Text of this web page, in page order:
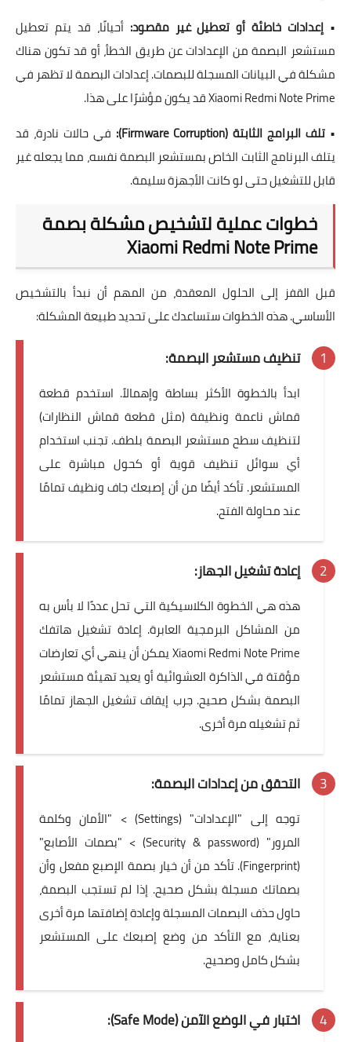
• إعدادات خاطئة أو تعطيل غير مقصود: أحيانًا، قد يتم تعطيل
مستشعر البصمة من الإعدادات عن طريق الخطأ، أو قد تكون هناك
مشكلة في البيانات المسجلة للبصمات. إعدادات البصمة لا تظهر في
Xiaomi Redmi Note Prime قد يكون مؤشرًا على هذا.
• تلف البرامج الثابتة (Firmware Corruption):
في حالات نادرة، قد
يتلف البرنامج الثابت الخاص بمستشعر البصمة نفسه، مما يجعله غير
قابل للتشغيل حتى لو كانت الأجهزة سليمة.
خطوات عملية لتشخيص مشكلة بصمة
Xiaomi Redmi Note Prime
قبل القفز إلى الحلول المعقدة، من المهم أن نبدأ بالتشخيص
الأساسي. هذه الخطوات ستساعدك على تحديد طبيعة المشكلة:
تنظيف مستشعر البصمة:
ابدأ بالخطوة الأكثر بساطة وإهمالاً. استخدم قطعة
قماش ناعمة ونظيفة (مثل قطعة قماش النظارات)
لتنظيف سطح مستشعر البصمة بلطف. تجنب استخدام
أي سوائل تنظيف قوية أو كحول مباشرة على
المستشعر. تأكد أيضًا من أن إصبعك جاف ونظيف تمامًا
عند محاولة الفتح.
إعادة تشغيل الجهاز:
هذه هي الخطوة الكلاسيكية التي تحل عددًا لا بأس به
من المشاكل البرمجية العابرة. إعادة تشغيل هاتفك
Xiaomi Redmi Note Prime يمكن أن ينهي أي تعارضات
مؤقتة في الذاكرة العشوائية أو يعيد تهيئة مستشعر
البصمة بشكل صحيح. جرب إيقاف تشغيل الجهاز تمامًا
ثم تشغيله مرة أخرى.
التحقق من إعدادات البصمة:
توجه إلى "الإعدادات" (Settings) > "الأمان وكلمة
المرور" (Security & password) > "بصمات الأصابع"
(Fingerprint). تأكد من أن خيار بصمة الإصبع مفعل وأن
بصماتك مسجلة بشكل صحيح. إذا لم تستجب البصمة،
حاول حذف البصمات المسجلة وإعادة إضافتها مرة أخرى
بعناية، مع التأكد من وضع إصبعك على المستشعر
بشكل كامل وصحيح.
اختبار في الوضع الآمن (Safe Mode):